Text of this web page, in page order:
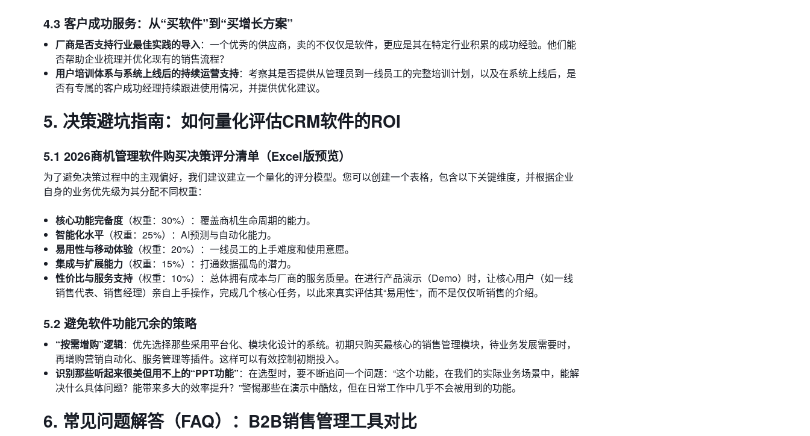
4.3 客户成功服务：从“买软件”到“买增长方案”
厂商是否支持行业最佳实践的导入：一个优秀的供应商，卖的不仅仅是软件，更应是其在特定行业积累的成功经验。他们能
否帮助企业梳理并优化现有的销售流程？
用户培训体系与系统上线后的持续运营支持：考察其是否提供从管理员到一线员工的完整培训计划，以及在系统上线后，是
否有专属的客户成功经理持续跟进使用情况，并提供优化建议。
5. 决策避坑指南：如何量化评估CRM软件的ROI
5.1 2026商机管理软件购买决策评分清单（Excel版预览）
为了避免决策过程中的主观偏好，我们建议建立一个量化的评分模型。您可以创建一个表格，包含以下关键维度，并根据企业
自身的业务优先级为其分配不同权重：
核心功能完备度 （权重：30%）：覆盖商机生命周期的能力。
智能化水平 （权重：25%）：AI预测与自动化能力。
易用性与移动体验（权重：20%）：一线员工的上手难度和使用意愿。
集成与扩展能力 （权重：15%）：打通数据孤岛的潜力。
性价比与服务支持 （权重：10%）：总体拥有成本与厂商的服务质量。在进行产品演示（Demo）时，让核心用户（如一线
销售代表、销售经理）亲自上手操作，完成几个核心任务，以此来真实评估其“易用性”，而不是仅仅听销售的介绍。
5.2 避免软件功能冗余的策略
“按需增购”逻辑：优先选择那些采用平台化、模块化设计的系统。初期只购买最核心的销售管理模块，待业务发展需要时，
再增购营销自动化、服务管理等插件。这样可以有效控制初期投入。
识别那些听起来很美但用不上的“PPT功能”：在选型时，要不断追问一个问题：“这个功能，在我们的实际业务场景中，能解
决什么具体问题？能带来多大的效率提升？”警惕那些在演示中酷炫，但在日常工作中几乎不会被用到的功能。
6. 常见问题解答（FAQ）：B2B销售管理工具对比